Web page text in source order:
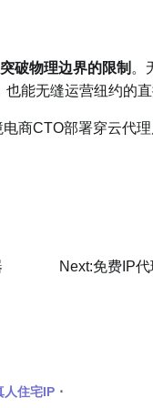
​突破物理边界的限制​ 。
能无缝运营纽约的
商CTO部署穿云代理
Next:免费IP
人住宅IP